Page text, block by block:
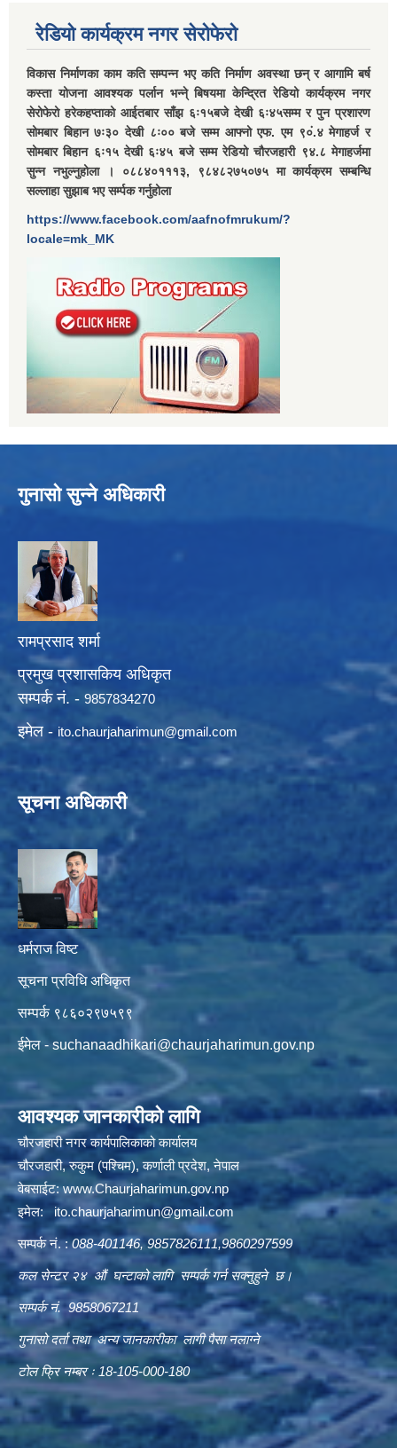
रेडियो कार्यक्रम नगर सेरोफेरो
विकास निर्माणका काम कति सम्पन्न भए कति निर्माण अवस्था छन् र आगामि बर्ष
कस्ता योजना आवश्यक पर्लान भन्ने् बिषयमा केन्द्रित रेडियो कार्यक्रम नगर
सेरोफेरो हरेकहप्ताको आईतबार साँझ ६ः१५बजे देखी ६ः४५सम्म र पुन प्रशारण
सोमबार बिहान ७ः३० देखी ८ः०० बजे सम्म आफ्नो एफ. एम ९०ं.४ मेगाहर्ज र
सोमबार बिहान ६ः१५ देखी ६ः४५ बजे सम्म रेडियो चौरजहारी ९४.८ मेगाहर्जमा
सुन्न नभुल्नुहोला । ०८८४०१११३, ९८४८२७५०७५ मा कार्यक्रम सम्बन्धि
सल्लाहा सुझाब भए सर्म्पक गर्नुहोला
https://www.facebook.com/aafnofmrukum/?
locale=mk_MK
गुनासो सुन्ने अधिकारी
रामप्रसाद शर्मा
प्रमुख प्रशासकिय अधिकृत
सम्पर्क नं. - 9857834270
इमेल - ito.chaurjaharimun@gmail.com
सूचना अधिकारी
धर्मराज विष्ट
सूचना प्रविधि अधिकृत
सम्पर्क ९८६०२९७५९९
ईमेल -suchanaadhikari@chaurjaharimun.gov.np
आवश्यक जानकारीको लागि
चौरजहारी नगर कार्यपालिकाको कार्यालय
चौरजहारी, रुकुम (पश्चिम), कर्णाली प्रदेश, नेपाल
वेबसाईट:www.Chaurjaharimun.gov.np
इमेल: ito.chaurjaharimun@gmail.com
सम्पर्क नं. :088-401146, 9857826111,9860297599
कल सेन्टर २४ औं घन्टाको लागि सम्पर्क गर्न सक्नुहुने छ।
सम्पर्क नं. 9858067211
गुनासो दर्ता तथा अन्य जानकारीका लागी पैसा नलाग्ने
टोल फ्रि नम्बर ः 18-105-000-180